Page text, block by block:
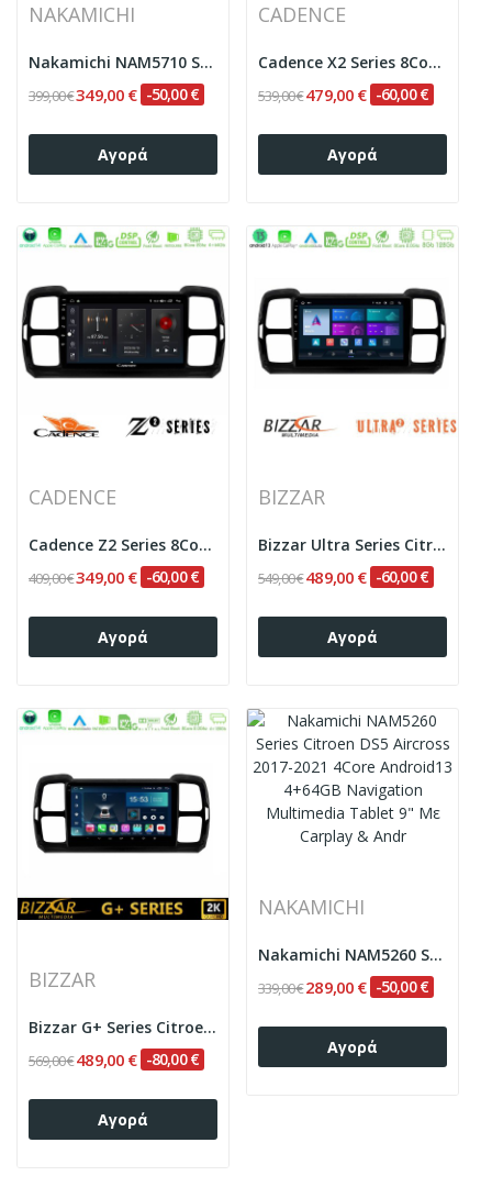
NAKAMICHI
Nakamichi NAM5710 Series 8Core Android13 4+64GB...
399,00 €349,00 € -50,00 €
Αγορά
CADENCE
Cadence X2 Series 8Core Android14 6+128GB...
539,00 €479,00 € -60,00 €
Αγορά
CADENCE
Cadence Z2 Series 8Core Android14 4+64GB...
409,00 €349,00 € -60,00 €
Αγορά
BIZZAR
Bizzar Ultra Series Citroen DS5 Aircross...
549,00 €489,00 € -60,00 €
Αγορά
BIZZAR
Bizzar G+ Series Citroen DS5 Aircross 2017-2021...
569,00 €489,00 € -80,00 €
Αγορά
NAKAMICHI
Nakamichi NAM5260 Series Citroen DS5 Aircross...
339,00 €289,00 € -50,00 €
Αγορά